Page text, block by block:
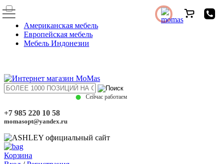
Американская мебель
Европейская мебель
Мебель Индонезии
Сейчас работаем
+7 985 220 10 58
momasopt@yandex.ru
Корзина